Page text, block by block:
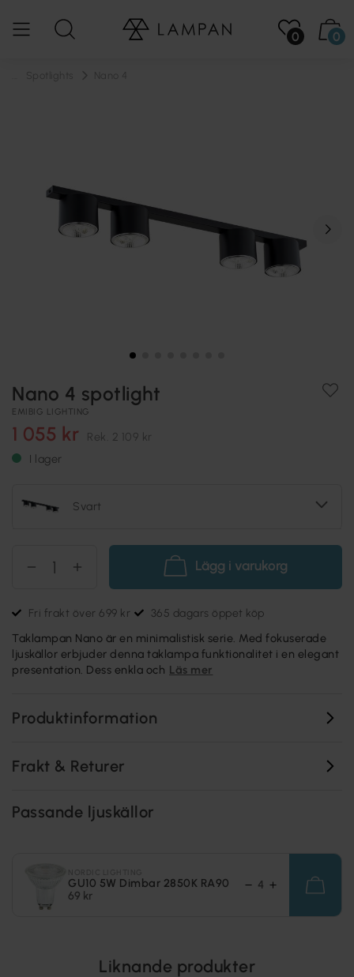
0 0
Nano 4 spotlight
EMIBIG LIGHTING
1 055 kr Rek. 2 109 kr
I lager
Svart
Lägg i varukorg
Fri frakt över 699 kr 365 dagars öppet köp
Taklampan Nano är en minimalistisk serie. Med fokuserade
ljuskällor erbjuder denna taklampa funktionalitet i en elegant
presentation. Dess enkla och Läs mer
Produktinformation
Frakt & Returer
Passande ljuskällor
GU10 5W Dimbar 2850K RA90
69 kr
Liknande produkter